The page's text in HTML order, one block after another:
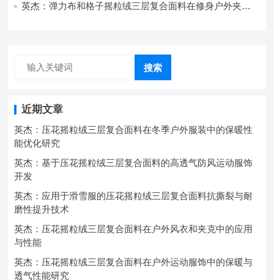
英杰：弹力布和格子摇粒绒三层复合面料在修身户外夹克
搜索
近期文章
英杰：压花摇粒绒三层复合面料在冬季户外服装中的保暖性
能优化研究
英杰：基于压花摇粒绒三层复合面料的高透气防风运动服饰
开发
英杰：应用于滑雪服的压花摇粒绒三层复合面料抗撕裂与耐
磨性提升技术
英杰：压花摇粒绒三层复合面料在户外风衣和夹克中的应用
与性能
英杰：压花摇粒绒三层复合面料在户外运动服饰中的保暖与
透气性能研究